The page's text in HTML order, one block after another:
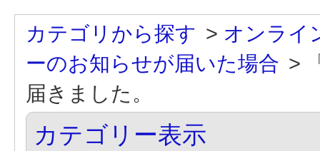
カテゴリから探す > オンライ
ーのお知らせが届いた場合 >
届きました。
カテゴリー表示